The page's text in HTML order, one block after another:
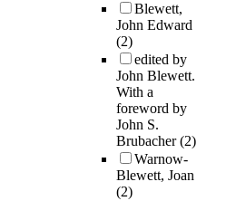
Blewett,
John Edward
(2)
edited by
John Blewett.
With a
foreword by
John S.
Brubacher(2)
Warnow-
Blewett, Joan
(2)